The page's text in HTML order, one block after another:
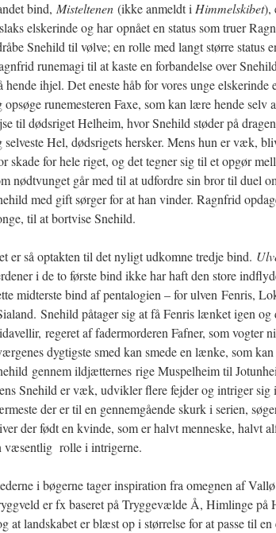
bind, Misteltenen (ikke anmeldt i Himmelskibet),
elskerinde og har opnået en status som truer
Snehild til vølve; en rolle med langt større status
runemagi til at kaste en forbandelse over
hende ihjel. Det eneste håb for vores unge
opsøge runemesteren Faxe, som kan lære hende
til dødsriget Helheim, hvor Snehild støder på
selveste Hel, dødsrigets hersker. Mens hun er væk,
skade for hele riget, og det tegner sig til et opgør
nødtvunget går med til at udfordre sin bror til duel
med gift sørger for at han vinder. Ragnfrid
til at bortvise Snehild.
er så optakten til det nyligt udkomne tredje bind.
i de to første bind ikke har haft den store
midterste bind af pentalogien – for ulven Fenris,
Snehild påtager sig at få Fenris lænket igen
regeret af fadermorderen Fafner, som vogter
dygtigste smed kan smede en lænke, som
gennem ildjætternes rige Muspelheim til
Snehild er væk, udvikler flere fejder og intriger
der er til en gennemgående skurk i serien,
der født en kvinde, som er halvt menneske, halvt
væsentlig rolle i intrigerne.
i bøgerne tager inspiration fra omegnen af
er fx baseret på Tryggevælde Å, Himlinge på
at landskabet er blæst op i størrelse for at passe til